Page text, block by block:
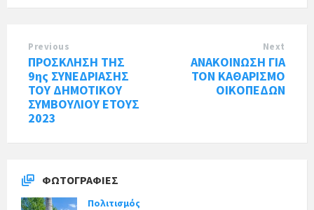
Previous
ΠΡΟΣΚΛΗΣΗ ΤΗΣ
9ης ΣΥΝΕΔΡΙΑΣΗΣ
ΤΟΥ ΔΗΜΟΤΙΚΟΥ
ΣΥΜΒΟΥΛΙΟΥ ΕΤΟΥΣ
2023
Next
ΑΝΑΚΟΙΝΩΣΗ ΓΙΑ
ΤΟΝ ΚΑΘΑΡΙΣΜΟ
ΟΙΚΟΠΕΔΩΝ
ΦΩΤΟΓΡΑΦΊΕΣ
Πολιτισμός